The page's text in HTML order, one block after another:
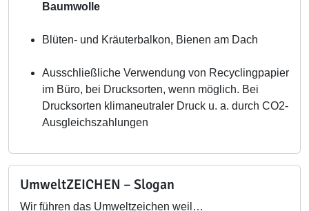
Baumwolle
Blüten- und Kräuterbalkon, Bienen am Dach
Ausschließliche Verwendung von Recyclingpapier
im Büro, bei Drucksorten, wenn möglich. Bei
Drucksorten klimaneutraler Druck u. a. durch CO2-
Ausgleichszahlungen
UmweltZEICHEN – Slogan
Wir führen das Umweltzeichen weil…